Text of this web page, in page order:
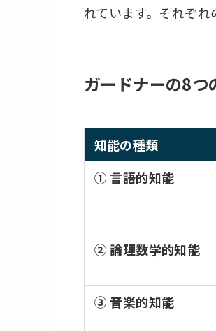
れています。それぞれ
ガードナーの8つ
知能の種類
① 言語的知能
② 論理数学的知能
③ 音楽的知能